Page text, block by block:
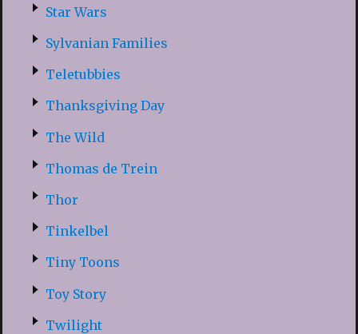
Star Wars
Sylvanian Families
Teletubbies
Thanksgiving Day
The Wild
Thomas de Trein
Thor
Tinkelbel
Tiny Toons
Toy Story
Twilight